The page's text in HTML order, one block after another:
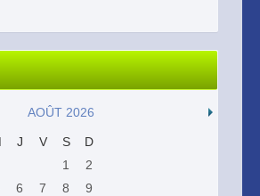
AOÛT 2026
J V S
D
1
2
6 7 8
9